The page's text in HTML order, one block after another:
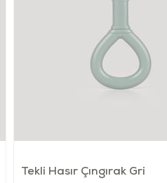
Her
Ürün
Bu
Tekli Hasır Çıngırak Gri